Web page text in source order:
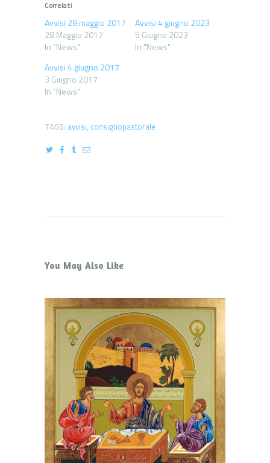
Correlati
Avvisi 28 maggio 2017
28 Maggio 2017
In "News"
Avvisi 4 giugno 2023
5 Giugno 2023
In "News"
Avvisi 4 giugno 2017
3 Giugno 2017
In "News"
TAGS: avvisi, consigliopastorale
You May Also Like